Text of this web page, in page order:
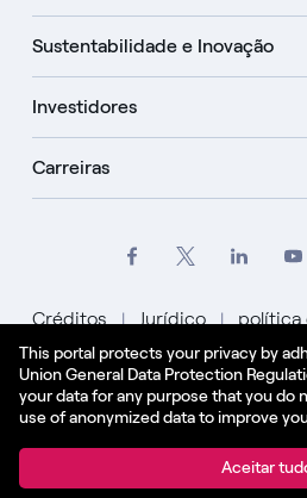
This portal protects your privacy by
Union General Data Protection
your data for any purpose that you do
use of anonymized data to improve
Aceitar
Sustentabilidade e Inovação
Investidores
Carreiras
Créditos Jurídico
política
Política de Cookies
Português
© Enel Spa Todos os direitos